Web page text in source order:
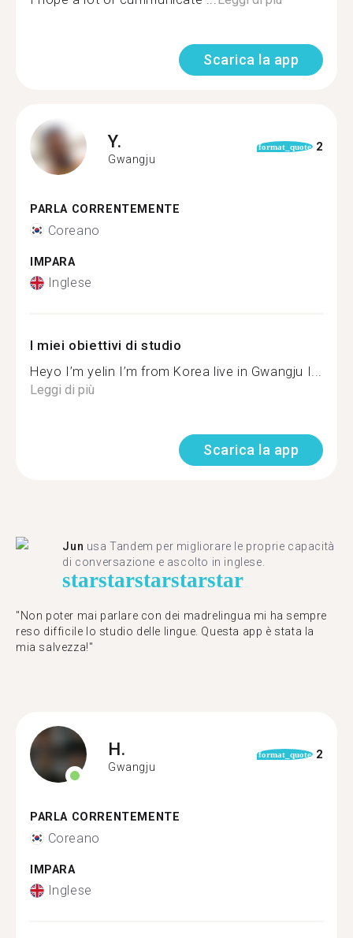
Scarica la app
Y.
Gwangju
format_quote 2
PARLA CORRENTEMENTE
Coreano
IMPARA
Inglese
I miei obiettivi di studio
Heyo I’m yelin I’m from Korea live in Gwangju I...
Leggi di più
Scarica la app
Jun usa Tandem per migliorare le proprie capacità
di conversazione e ascolto in inglese.
starstarstarstarstar
"Non poter mai parlare con dei madrelingua mi ha sempre
reso difficile lo studio delle lingue. Questa app è stata la
mia salvezza!"
H.
Gwangju
format_quote 2
PARLA CORRENTEMENTE
Coreano
IMPARA
Inglese